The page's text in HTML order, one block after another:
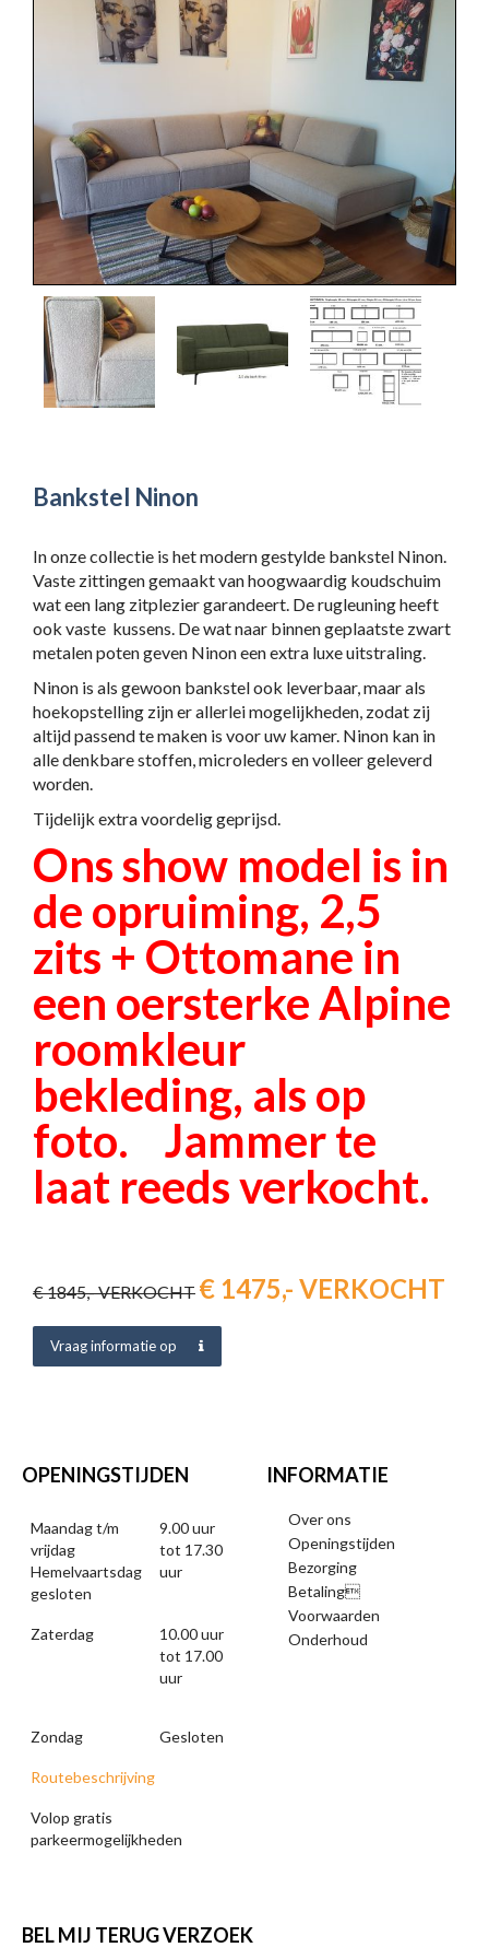
Bankstel Ninon
In onze collectie is het modern gestylde bankstel Ninon.
Vaste zittingen gemaakt van hoogwaardig koudschuim
wat een lang zitplezier garandeert. De rugleuning heeft
ook vaste kussens. De wat naar binnen geplaatste zwart
metalen poten geven Ninon een extra luxe uitstraling.
Ninon is als gewoon bankstel ook leverbaar, maar als
hoekopstelling zijn er allerlei mogelijkheden, zodat zij
altijd passend te maken is voor uw kamer. Ninon kan in
alle denkbare stoffen, microleders en volleer geleverd
worden.
Tijdelijk extra voordelig geprijsd.
Ons show model is in
de opruiming, 2,5
zits + Ottomane in
een oersterke Alpine
roomkleur
bekleding, als op
foto. Jammer te
laat reeds verkocht.
€ 1845,- VERKOCHT € 1475,- VERKOCHT
Vraag informatie op
OPENINGSTIJDEN
Maandag t/m
vrijdag
Hemelvaartsdag
gesloten
9.00 uur
tot 17.30
uur
Zaterdag
10.00 uur
tot 17.00
uur
Zondag Gesloten
Routebeschrijving
Volop gratis
parkeermogelijkheden
INFORMATIE
Over ons
Openingstijden
Bezorging
Betaling
Voorwaarden
Onderhoud
BEL MIJ TERUG VERZOEK